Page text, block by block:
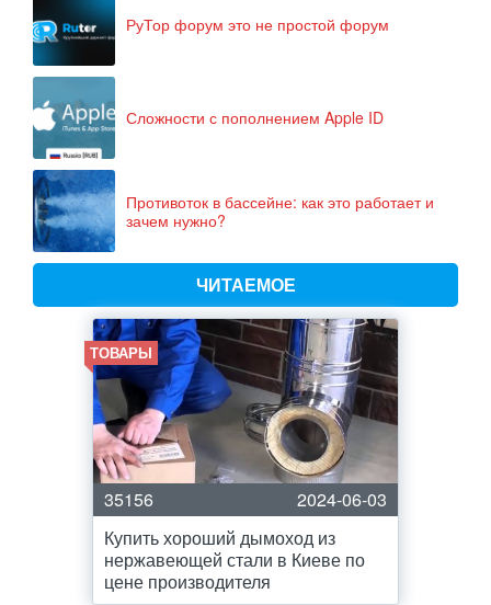
РуТор форум это не простой форум
Сложности с пополнением Apple ID
Противоток в бассейне: как это работает и
зачем нужно?
ЧИТАЕМОЕ
ТОВАРЫ
35156
2024-06-03
Купить хороший дымоход из
нержавеющей стали в Киеве по
цене производителя